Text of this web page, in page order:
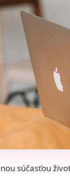
súčasťou